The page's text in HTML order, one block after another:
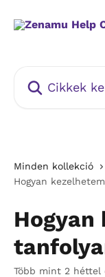
Minden kollekció
Hogyan
Hogyan
Több mint 2 héttel